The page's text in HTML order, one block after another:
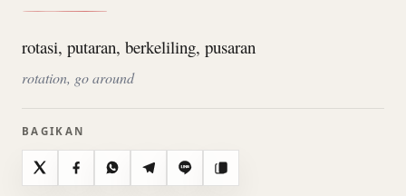
rotasi, putaran, berkeliling, pusaran
rotation, go around
BAGIKAN
X FacebookWhatsAppTelegramLine Salin